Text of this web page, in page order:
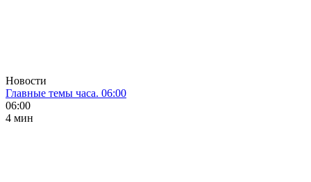
Новости
Главные темы часа. 06:00
06:00
4 мин